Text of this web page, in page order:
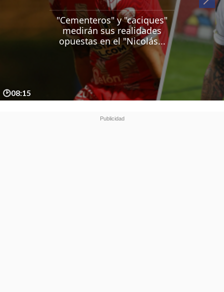
"Cementeros" y "caciques"
medirán sus realidades
opuestas en el "Nicolás...
🕑08:15